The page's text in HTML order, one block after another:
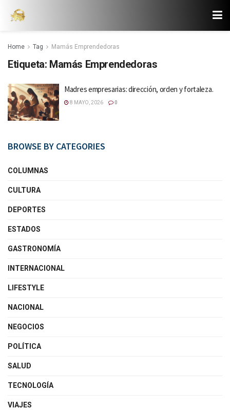
Home Tag Mamás Emprendedoras
Etiqueta: Mamás Emprendedoras
Madres empresarias: dirección, orden y fortaleza.
8 MAYO, 2026 0
BROWSE BY CATEGORIES
COLUMNAS
CULTURA
DEPORTES
ESTADOS
GASTRONOMÍA
INTERNACIONAL
LIFESTYLE
NACIONAL
NEGOCIOS
POLÍTICA
SALUD
TECNOLOGÍA
VIAJES